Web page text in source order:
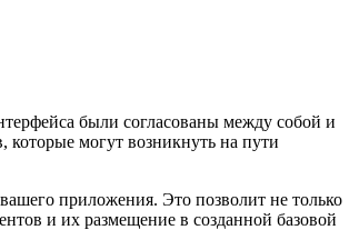
были согласованы между собой и
которые могут возникнуть на пути
приложения. Это позволит не только
и их размещение в созданной базовой